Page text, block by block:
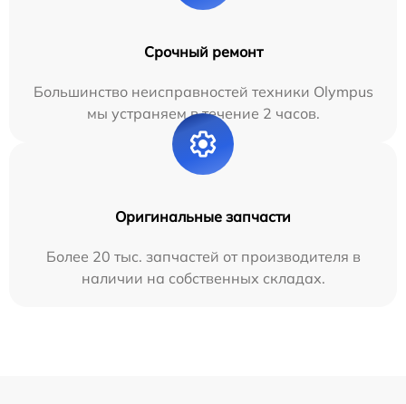
Срочный ремонт
Большинство неисправностей техники Olympus
мы устраняем в течение 2 часов.
Оригинальные запчасти
Более 20 тыс. запчастей от производителя в
наличии на собственных складах.